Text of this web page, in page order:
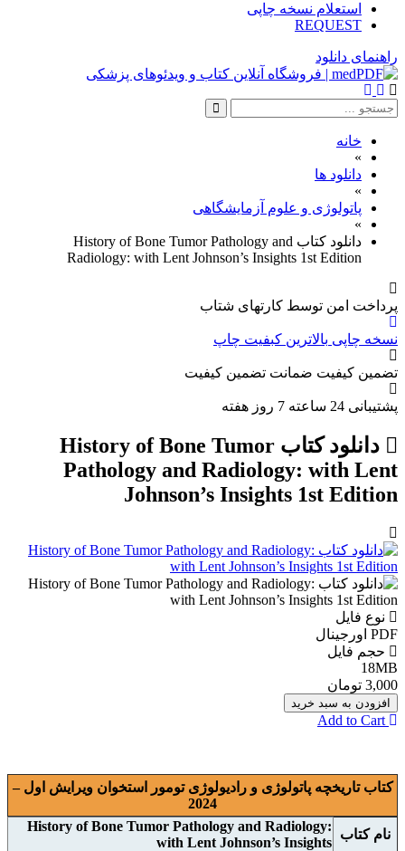
استعلام نسخه چاپی
REQUEST
راهنمای دانلود
خانه
»
دانلود ها
»
پاتولوژی و علوم آزمایشگاهی
»
دانلود کتاب History of Bone Tumor Pathology and
Radiology: with Lent Johnson’s Insights 1st Edition
پرداخت امن توسط کارتهای شتاب
نسخه چاپی بالاترین کبفیت چاپ
تضمین کیفیت ضمانت تضمین کیفیت
پشتیبانی 24 ساعته 7 روز هفته
دانلود کتاب History of Bone Tumor
Pathology and Radiology: with Lent
Johnson’s Insights 1st Edition
نوع فایل
PDF اورجينال
حجم فایل
18MB
3,000 تومان
افزودن به سبد خرید
کتاب تاریخچه پاتولوژی و رادیولوژی تومور استخوان ویرایش اول –
2024
نام کتاب
History of Bone Tumor Pathology and Radiology:
with Lent Johnson’s Insights